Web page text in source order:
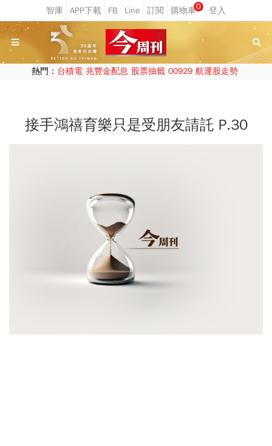
0
熱門： 台積電 兆豐金配息 股票抽籤 00929 航運股走勢
接手鴻禧育樂只是受朋友請託 P.30